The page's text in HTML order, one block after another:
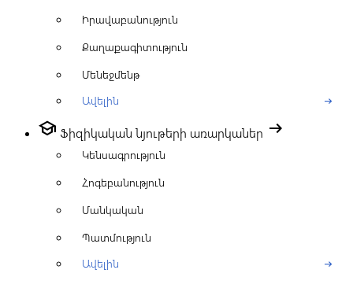
Իրավաբանություն
Քաղաքագիտություն
Մենեջմենթ
Ավելին
arrow_right_alt
school Ֆիզիկական նյութերի առարկաներ arrow_right_alt
Կենսագրություն
Հոգեբանություն
Մանկական
Պատմություն
Ավելին
arrow_right_alt